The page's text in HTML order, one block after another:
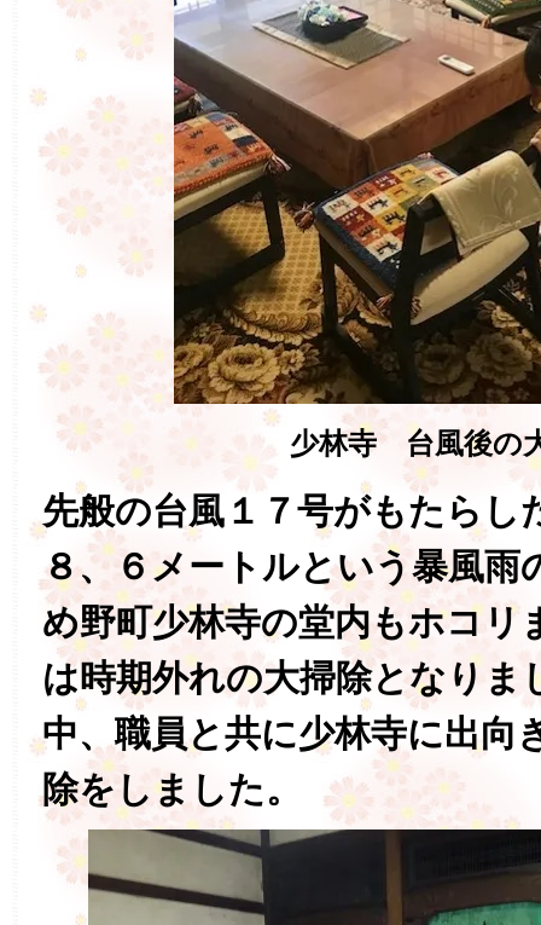
少林寺 台風後の
先般の台風１７号がもたらし
８、６メートルという暴風雨
め野町少林寺の堂内もホコリ
は時期外れの大掃除となりま
中、職員と共に少林寺に出向
除をしました。